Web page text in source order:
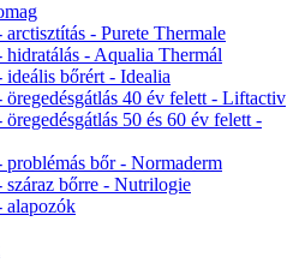
arctisztítás - Purete Thermale
hidratálás - Aqualia Thermál
ideális bőrért - Idealia
öregedésgátlás 40 év felett - Liftactiv
öregedésgátlás 50 és 60 év felett -
problémás bőr - Normaderm
száraz bőrre - Nutrilogie
alapozók